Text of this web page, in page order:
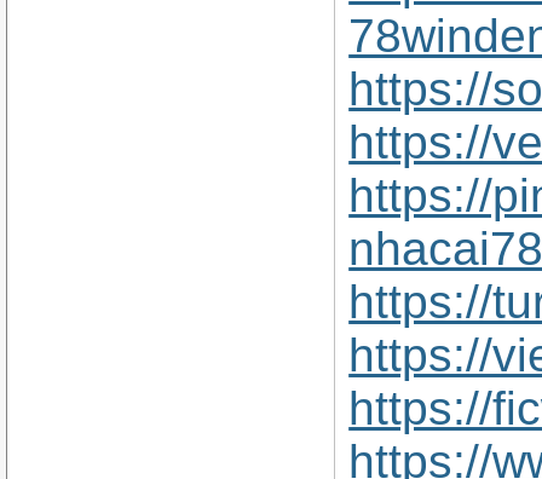
https://
https://
https://
https://
https://
https://
https://